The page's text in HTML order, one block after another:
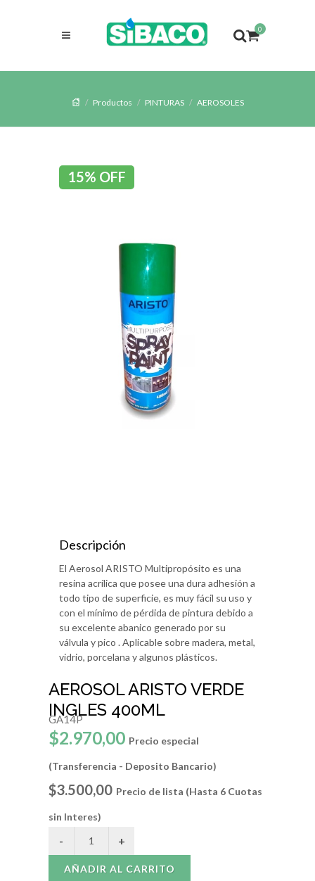
0
Productos PINTURAS AEROSOLES
15% OFF
Descripción
El Aerosol ARISTO Multipropósito es una
resina acrílica que posee una dura adhesión a
todo tipo de superficie, es muy fácil su uso y
con el mínimo de pérdida de pintura debido a
su excelente abanico generado por su
válvula y pico . Aplicable sobre madera, metal,
vidrio, porcelana y algunos plásticos.
AEROSOL ARISTO VERDE
INGLES 400ML
GA14P
$2.970,00 Precio especial
(Transferencia - Deposito Bancario)
$3.500,00 Precio de lista (Hasta 6 Cuotas
sin Interes)
AÑADIR AL CARRITO